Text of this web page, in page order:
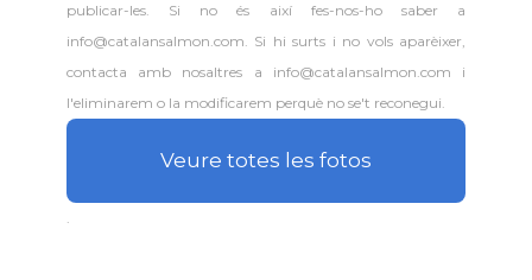
publicar-les. Si no és així fes-nos-ho saber a
info@catalansalmon.com. Si hi surts i no vols aparèixer,
contacta amb nosaltres a info@catalansalmon.com i
l'eliminarem o la modificarem perquè no se't reconegui.
Veure totes les fotos